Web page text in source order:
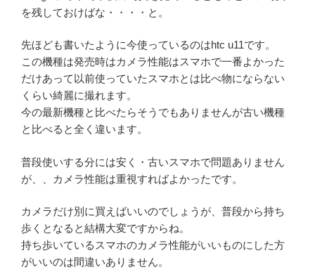
を残しておけばな・・・・と。
先ほども書いたように今使っているのはhtc u11です。
この機種は発売時はカメラ性能はスマホで一番よかった
だけあって以前使っていたスマホとは比べ物にならない
くらい綺麗に撮れます。
今の最新機種と比べたらそうでもありませんが古い機種
と比べると全く違います。
普段使いする分には安く・古いスマホで問題ありません
が、、カメラ性能は重視すればよかったです。
カメラだけ別に買えばいいのでしょうが、普段から持ち
歩くとなると結構大変ですからね。
持ち歩いているスマホのカメラ性能がいいものにした方
がいいのは間違いありません。